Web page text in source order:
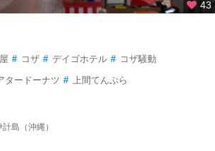
43
# コザ # デイゴホテル # コザ騒動
タードーナツ # 上間てんぷら
島（沖縄）